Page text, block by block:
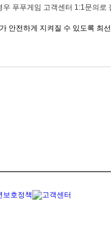
푸푸게임 고객센터 1:1문의
안전하게 지켜질 수 있도록 최